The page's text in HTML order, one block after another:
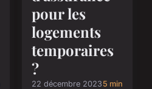
pour les
logements
temporaires
?
22 décembre 2023 5 min